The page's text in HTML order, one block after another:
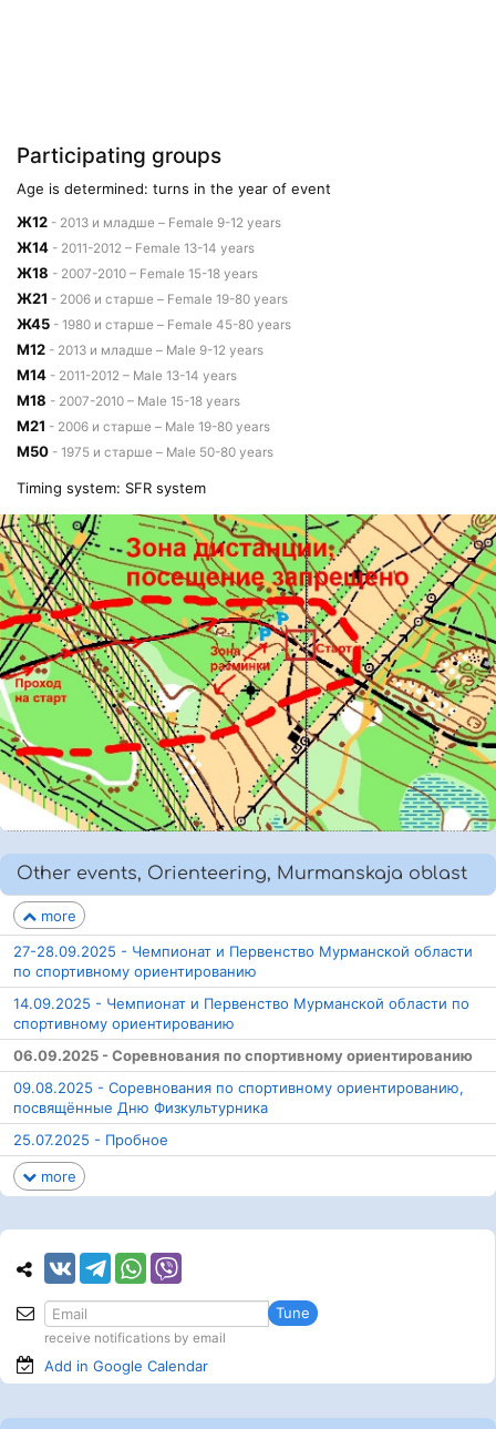
Participating groups
Age is determined: turns in the year of event
Ж12 - 2013 и младше – Female 9-12 years
Ж14 - 2011-2012 – Female 13-14 years
Ж18 - 2007-2010 – Female 15-18 years
Ж21 - 2006 и старше – Female 19-80 years
Ж45 - 1980 и старше – Female 45-80 years
М12 - 2013 и младше – Male 9-12 years
М14 - 2011-2012 – Male 13-14 years
М18 - 2007-2010 – Male 15-18 years
М21 - 2006 и старше – Male 19-80 years
М50 - 1975 и старше – Male 50-80 years
Timing system: SFR system
Other events, Orienteering, Murmanskaja oblast
more
27-28.09.2025 - Чемпионат и Первенство Мурманской области
по спортивному ориентированию
14.09.2025 - Чемпионат и Первенство Мурманской области по
спортивному ориентированию
06.09.2025 - Соревнования по спортивному ориентированию
09.08.2025 - Соревнования по спортивному ориентированию,
посвящённые Дню Физкультурника
25.07.2025 - Пробное
more
Tune
receive notifications by email
Add in Google Calendar